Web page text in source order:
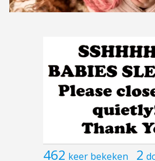
462 keer bekeken 2